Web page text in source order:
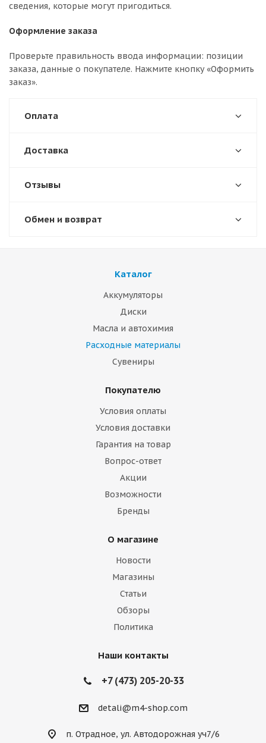
сведения, которые могут пригодиться.
Оформление заказа
Проверьте правильность ввода информации: позиции
заказа, данные о покупателе. Нажмите кнопку «Оформить
заказ».
Оплата
Доставка
Отзывы
Обмен и возврат
Каталог
Аккумуляторы
Диски
Масла и автохимия
Расходные материалы
Сувениры
Покупателю
Условия оплаты
Условия доставки
Гарантия на товар
Вопрос-ответ
Акции
Возможности
Бренды
О магазине
Новости
Магазины
Статьи
Обзоры
Политика
Наши контакты
+7 (473) 205-20-33
detali@m4-shop.com
п. Отрадное, ул. Автодорожная уч7/6